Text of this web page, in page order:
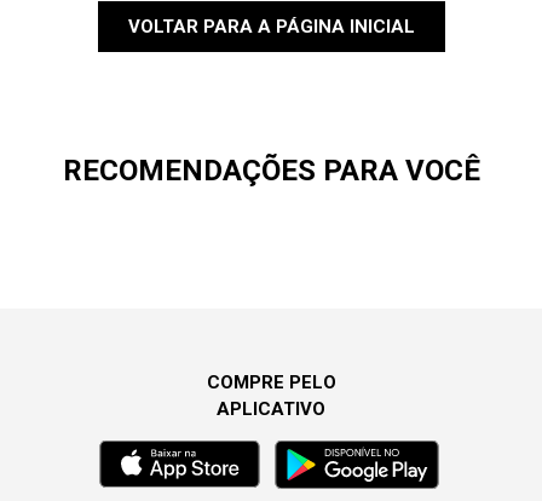
VOLTAR PARA A PÁGINA INICIAL
RECOMENDAÇÕES PARA VOCÊ
COMPRE PELO
APLICATIVO